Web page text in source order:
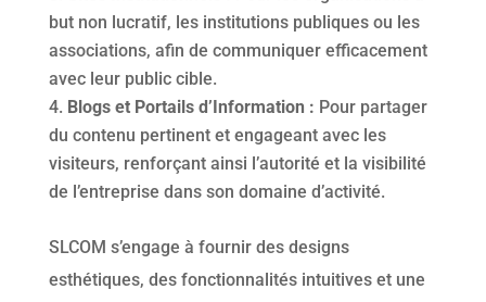
but non lucratif, les institutions publiques ou les
associations, afin de communiquer efficacement
avec leur public cible.
Blogs et Portails d’Information : Pour partager
du contenu pertinent et engageant avec les
visiteurs, renforçant ainsi l’autorité et la visibilité
de l’entreprise dans son domaine d’activité.
SLCOM s’engage à fournir des designs
esthétiques, des fonctionnalités intuitives et une